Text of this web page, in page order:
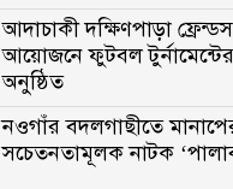
আদাচাকী দক্ষিণপাড়া ফ্রেন্ডস
আয়োজনে ফুটবল
অনুষ্ঠিত
নওগাঁর বদলগাছীতে
সচেতনতামূলক নাটক